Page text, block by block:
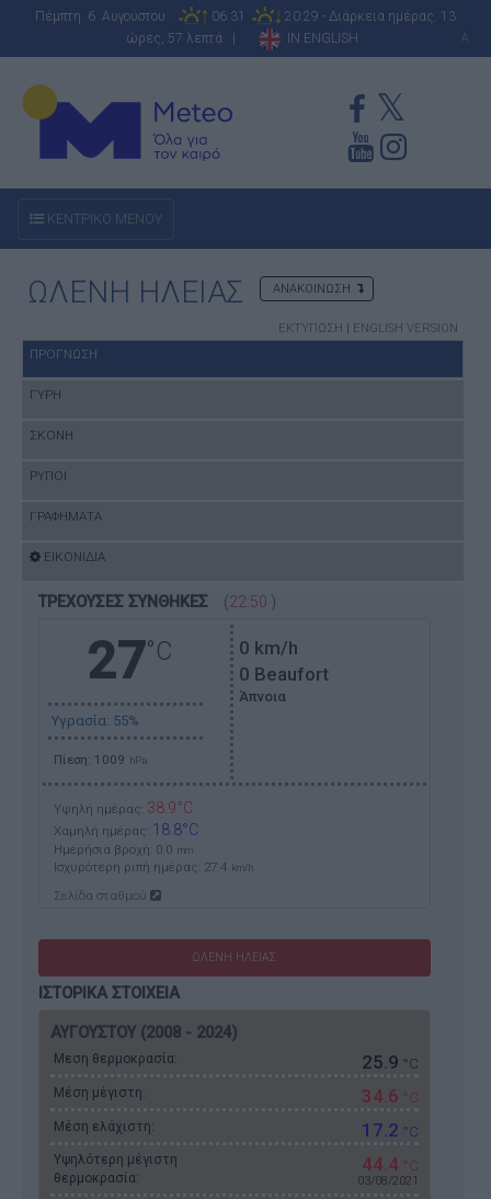
Πέμπτη 6 Αυγούστου 06:31
20:29 - Διάρκεια ημέρας: 13
ώρες, 57 λεπτά |
IN ENGLISH A
ΚΕΝΤΡΙΚΟ ΜΕΝΟΥ
ΩΛΕΝΗ ΗΛΕΙΑΣ ΑΝΑΚΟΙΝΩΣΗ
ΕΚΤΥΠΩΣΗ | ENGLISH VERSION
ΠΡΟΓΝΩΣΗ
ΓΥΡΗ
ΣΚΟΝΗ
ΡΥΠΟΙ
ΓΡΑΦΗΜΑΤΑ
ΕΙΚΟΝΙΔΙΑ
ΤΡΕΧΟΥΣΕΣ ΣΥΝΘΗΚΕΣ (22:50 )
27°C
Υγρασία: 55%
Πίεση: 1009 hPa
0 km/h
0 Beaufort
Άπνοια
Υψηλή ημέρας: 38.9°C
Χαμηλή ημέρας: 18.8°C
Ημερήσια βροχή: 0.0 mm
Ισχυρότερη ριπή ημέρας: 27.4 km/h
Σελίδα σταθμού
ΩΛΕΝΗ ΗΛΕΙΑΣ
ΙΣΤΟΡΙΚΑ ΣΤΟΙΧΕΙΑ
ΑΥΓΟΥΣΤΟΥ (2008 - 2024)
Μεση θερμοκρασία: 25.9 °C
Μέση μέγιστη: 34.6 °C
Μέση ελάχιστη: 17.2 °C
Υψηλότερη μέγιστη
θερμοκρασία:
44.4 °C
03/08/2021